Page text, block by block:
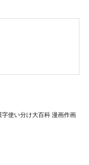
使い分け大百科 漫画作画